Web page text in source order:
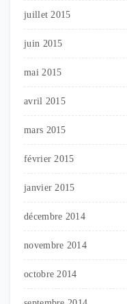
juillet 2015
juin 2015
mai 2015
avril 2015
mars 2015
février 2015
janvier 2015
décembre 2014
novembre 2014
octobre 2014